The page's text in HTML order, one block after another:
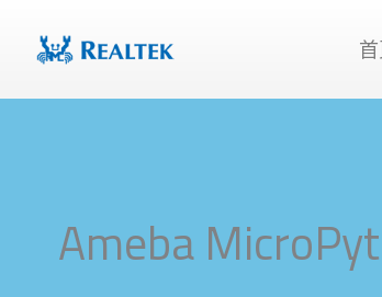
要
Ameba